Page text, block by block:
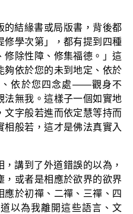
的結緣書或局版書，背後都
修學次第」，都有提到四種
修除性障、修集福德。」這
夠依於您的未到地定、依於
、依於您四念處——觀身不
法無我。這樣子一個如實地
文字般若進而依定慧等持而
般若，這才是佛法真實入
講到了外道錯誤的以為，
，或者是相應於欲界的欲界
應於初禪、二禪、三禪、四
以為我離開這些語言、文